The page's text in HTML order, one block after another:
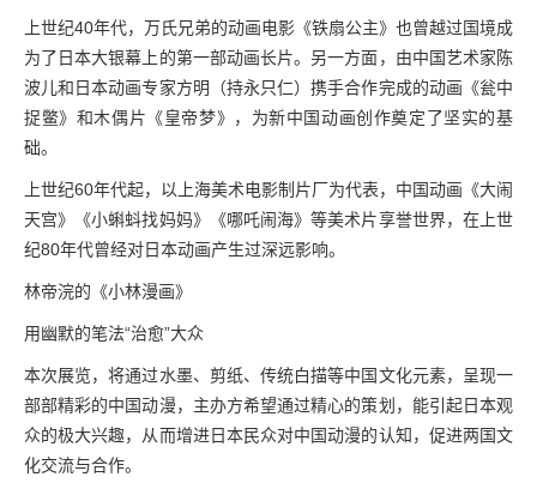
上世纪40年代，万氏兄弟的动画电影《铁扇公主》也曾越过国境成
为了日本大银幕上的第一部动画长片。另一方面，由中国艺术家陈
波儿和日本动画专家方明（持永只仁）携手合作完成的动画《瓮中
捉鳖》和木偶片《皇帝梦》，为新中国动画创作奠定了坚实的基
础。
上世纪60年代起，以上海美术电影制片厂为代表，中国动画《大闹
天宫》《小蝌蚪找妈妈》《哪吒闹海》等美术片享誉世界，在上世
纪80年代曾经对日本动画产生过深远影响。
林帝浣的《小林漫画》
用幽默的笔法“治愈”大众
本次展览，将通过水墨、剪纸、传统白描等中国文化元素，呈现一
部部精彩的中国动漫，主办方希望通过精心的策划，能引起日本观
众的极大兴趣，从而增进日本民众对中国动漫的认知，促进两国文
化交流与合作。